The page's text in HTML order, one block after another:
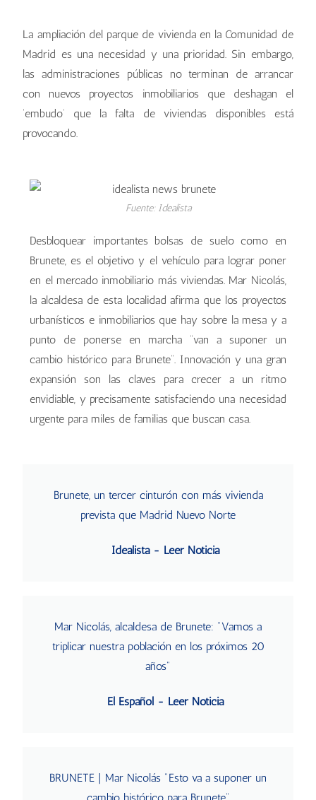
La ampliación del parque de vivienda en la Comunidad de
Madrid es una necesidad y una prioridad. Sin embargo,
las administraciones públicas no terminan de arrancar
con nuevos proyectos inmobiliarios que deshagan el
‘embudo’ que la falta de viviendas disponibles está
provocando.
Fuente: Idealista
Desbloquear importantes bolsas de suelo como en
Brunete, es el objetivo y el vehículo para lograr poner
en el mercado inmobiliario más viviendas. Mar Nicolás,
la alcaldesa de esta localidad afirma que los proyectos
urbanísticos e inmobiliarios que hay sobre la mesa y a
punto de ponerse en marcha “van a suponer un
cambio histórico para Brunete”. Innovación y una gran
expansión son las claves para crecer a un ritmo
envidiable, y precisamente satisfaciendo una necesidad
urgente para miles de familias que buscan casa.
Brunete, un tercer cinturón con más vivienda
prevista que Madrid Nuevo Norte
Idealista - Leer Noticia
Mar Nicolás, alcaldesa de Brunete: "Vamos a
triplicar nuestra población en los próximos 20
años"
El Español - Leer Noticia
BRUNETE | Mar Nicolás "Esto va a suponer un